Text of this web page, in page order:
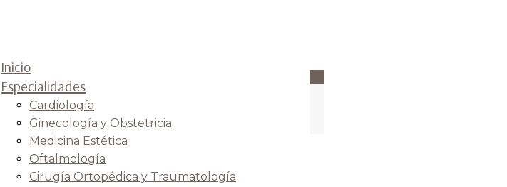
Inicio
Especialidades
Cardiología
Ginecología y Obstetricia
Medicina Estética
Oftalmología
Cirugía Ortopédica y Traumatología